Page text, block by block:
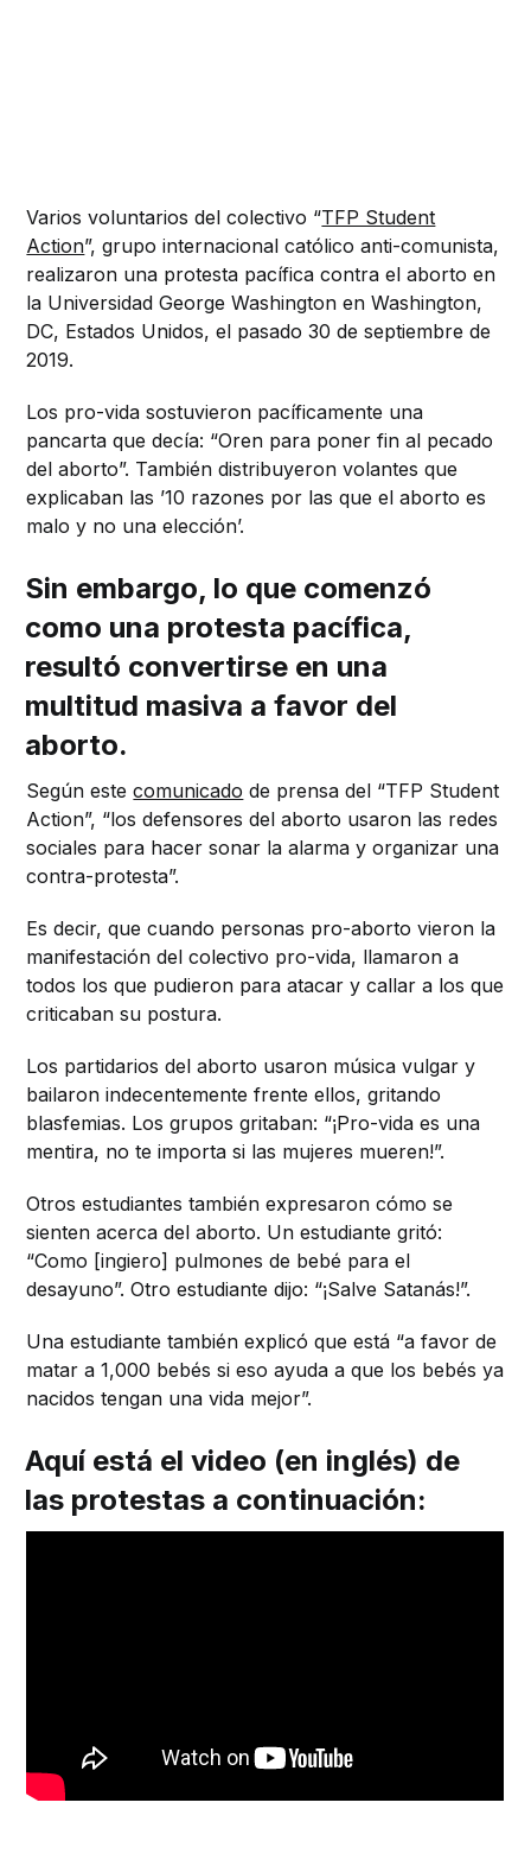
Varios voluntarios del colectivo “TFP Student
Action”, grupo internacional católico anti-comunista,
realizaron una protesta pacífica contra el aborto en
la Universidad George Washington en Washington,
DC, Estados Unidos, el pasado 30 de septiembre de
2019.
Los pro-vida sostuvieron pacíficamente una
pancarta que decía: “Oren para poner fin al pecado
del aborto”. También distribuyeron volantes que
explicaban las ’10 razones por las que el aborto es
malo y no una elección’.
Sin embargo, lo que comenzó
como una protesta pacífica,
resultó convertirse en una
multitud masiva a favor del
aborto.
Según estecomunicado de prensa del “TFP Student
Action”, “los defensores del aborto usaron las redes
sociales para hacer sonar la alarma y organizar una
contra-protesta”.
Es decir, que cuando personas pro-aborto vieron la
manifestación del colectivo pro-vida, llamaron a
todos los que pudieron para atacar y callar a los que
criticaban su postura.
Los partidarios del aborto usaron música vulgar y
bailaron indecentemente frente ellos, gritando
blasfemias. Los grupos gritaban: “¡Pro-vida es una
mentira, no te importa si las mujeres mueren!”.
Otros estudiantes también expresaron cómo se
sienten acerca del aborto. Un estudiante gritó:
“Como [ingiero] pulmones de bebé para el
desayuno”. Otro estudiante dijo: “¡Salve Satanás!”.
Una estudiante también explicó que está “a favor de
matar a 1,000 bebés si eso ayuda a que los bebés ya
nacidos tengan una vida mejor”.
Aquí está el video (en inglés) de
las protestas a continuación: